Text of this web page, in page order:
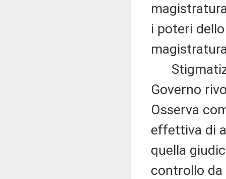
i poteri
Governo
Osserva
effettiva di
quella
controllo da